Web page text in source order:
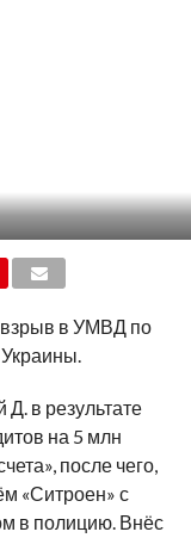
взрыв в УМВД по
в результате
на 5 млн
после чего,
«Ситроен» с
в полицию. Внёс